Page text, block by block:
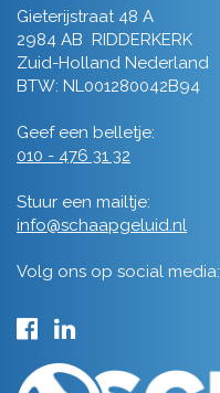
Gieterijstraat 48 A
2984 AB RIDDERKERK
Zuid-Holland Nederland
BTW: NL001280042B94
Geef een belletje:
010 - 476 31 32
Stuur een mailtje:
info@schaapgeluid.nl
Volg ons op social media: